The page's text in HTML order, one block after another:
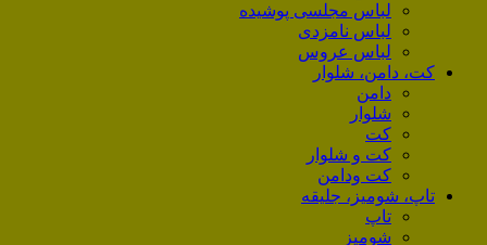
لباس مجلسی پوشیده
لباس نامزدی
لباس عروس
کت، دامن، شلوار
دامن
شلوار
کت
کت و شلوار
کت ودامن
تاپ، شومیز، جلیقه
تاپ
شومیز